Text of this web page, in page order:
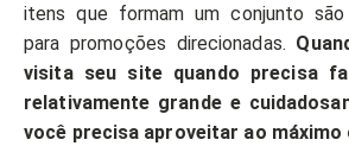
itens que formam um conjunto são
para promoções direcionadas.
visita seu site quando precisa
relativamente grande e
você precisa aproveitar ao máximo